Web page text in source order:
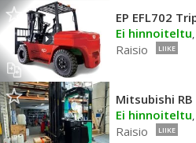
EP EFL702
Ei hinnoiteltu,
Raisio
LIIKE
Mitsubishi RB
Ei hinnoiteltu,
Raisio
LIIKE